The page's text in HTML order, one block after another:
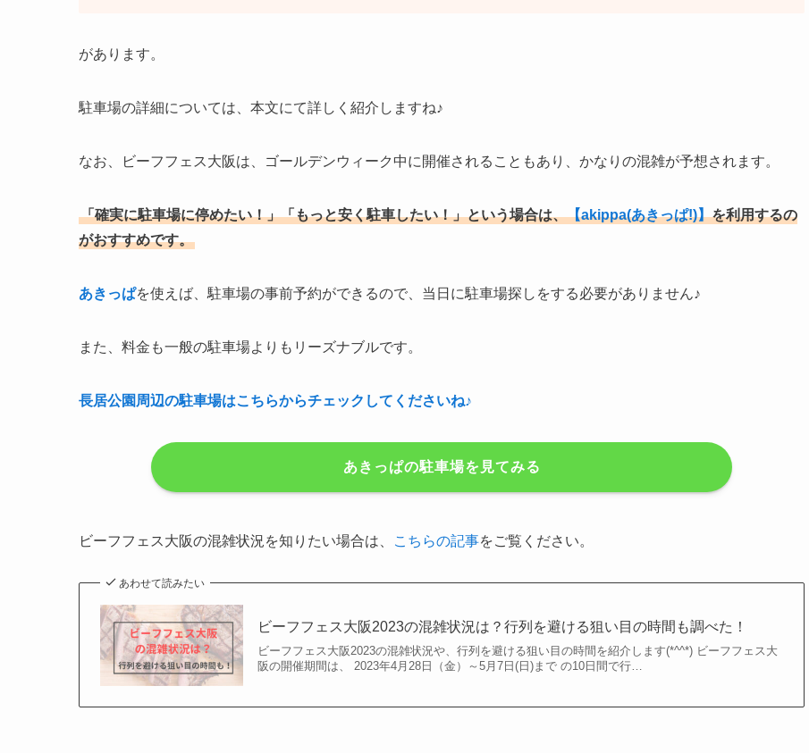
があります。
駐車場の詳細については、本文にて詳しく紹介しますね♪
なお、ビーフフェス大阪は、ゴールデンウィーク中に開催されることもあり、かなりの混雑が予想されます。
「確実に駐車場に停めたい！」「もっと安く駐車したい！」という場合は、【akippa(あきっぱ!)】を利用するの
がおすすめです。
あきっぱを使えば、駐車場の事前予約ができるので、当日に駐車場探しをする必要がありません♪
また、料金も一般の駐車場よりもリーズナブルです。
長居公園周辺の駐車場はこちらからチェックしてくださいね♪
あきっぱの駐車場を見てみる
ビーフフェス大阪の混雑状況を知りたい場合は、 こちらの記事をご覧ください。
あわせて読みたい
ビーフフェス大阪2023の混雑状況は？行列を避ける狙い目の時間も調べた！
ビーフフェス大阪2023の混雑状況や、行列を避ける狙い目の時間を紹介します(*^^*) ビーフフェス大
阪の開催期間は、 2023年4月28日（金）～5月7日(日)まで の10日間で行…